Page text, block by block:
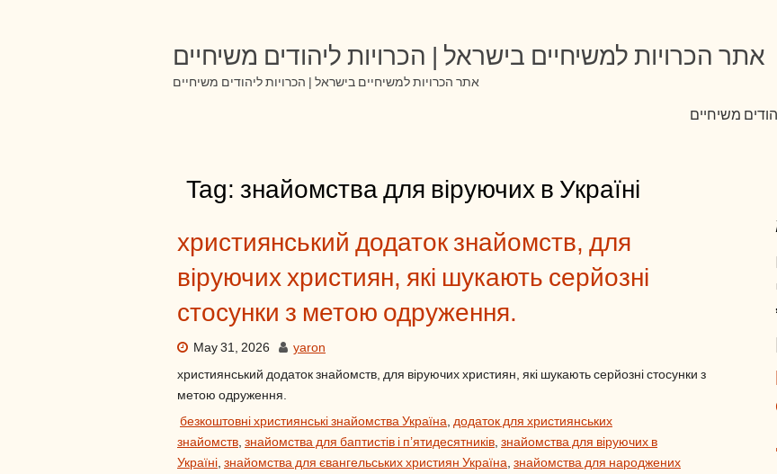
אתר הכרויות למשיחיים בישראל | הכרויות ליהודים משיחיים
אתר הכרויות למשיחיים בישראל | הכרויות ליהודים משיחיים
משיחיים
Tag: знайомства для віруючих в Україні
християнський додаток знайомств, для
віруючих християн, які шукають серйозні
стосунки з метою одруження.
May 31, 2026 yaron
християнський додаток знайомств, для віруючих християн, які шукають серйозні стосунки з
метою одруження.
безкоштовні християнські знайомства Україна, додаток для християнських
знайомств, знайомства для баптистів і п’ятидесятників, знайомства для віруючих в
Україні, знайомства для євангельських християн Україна, знайомства для народжених